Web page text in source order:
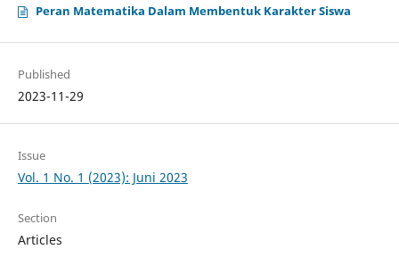
Peran Matematika Dalam Membentuk Karakter Siswa
Published
2023-11-29
Issue
Vol. 1 No. 1 (2023): Juni 2023
Section
Articles